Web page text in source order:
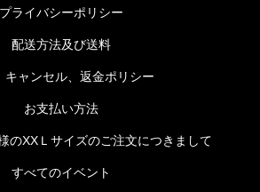
プライバシーポリシー
配送方法及び送料
キャンセル、返金ポリシー
お支払い方法
のXXＬサイズのご注文につきまして
すべてのイベント